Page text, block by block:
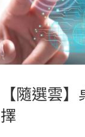
【隨選雲
擇